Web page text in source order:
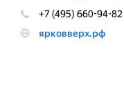
Артикул: 1207-3086